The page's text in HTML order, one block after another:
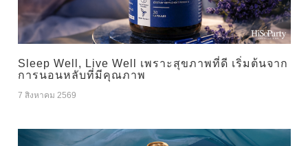
Sleep Well, Live Well เพราะสุขภาพที่ดี เริ่มต้นจาก
การนอนหลับที่มีคุณภาพ
7 สิงหาคม 2569